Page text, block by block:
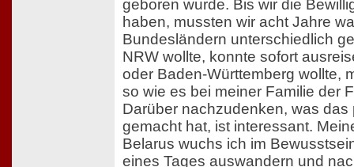
geboren wurde. Bis wir die
haben, mussten wir acht Jahre
Bundesländern unterschiedlich
NRW wollte, konnte sofort
oder Baden-Württemberg wollte,
so wie es bei meiner Familie der
Darüber nachzudenken, was das
gemacht hat, ist interessant.
Belarus wuchs ich im
eines Tages auswandern und